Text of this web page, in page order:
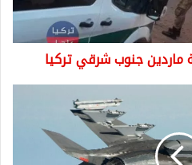
ماردين جنوب شرقي تركيا